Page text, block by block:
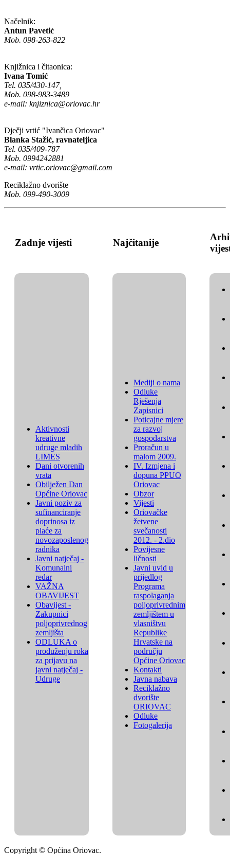
Načelnik:
Antun Pavetić
Mob. 098-263-822
Knjižnica i čitaonica:
Ivana Tomić
Tel. 035/430-147,
Mob. 098-983-3489
e-mail: knjiznica@oriovac.hr
Dječji vrtić "Ivančica Oriovac"
Blanka Stažić, ravnateljica
Tel. 035/409-787
Mob. 0994242881
e-mail: vrtic.oriovac@gmail.com
Reciklažno dvorište
Mob. 099-490-3009
Zadnje vijesti Najčitanije
Aktivnosti
kreativne
udruge mladih
LIMES
Dani otvorenih
vrata
Obilježen Dan
Općine Oriovac
Javni poziv za
sufinanciranje
doprinosa iz
plaće za
novozaposlenog
radnika
Javni natječaj -
Komunalni
redar
VAŽNA
OBAVIJEST
Obavijest -
Zakupnici
poljoprivrednog
zemljišta
ODLUKA o
produženju roka
za prijavu na
javni natječaj -
Udruge
Mediji o nama
Odluke
Rješenja
Zapisnici
Poticajne mjere
za razvoj
gospodarstva
Proračun u
malom 2009.
IV. Izmjena i
dopuna PPUO
Oriovac
Obzor
Vijesti
Oriovačke
žetvene
svečanosti
2012. - 2.dio
Povijesne
ličnosti
Javni uvid u
prijedlog
Programa
raspolaganja
poljoprivrednim
zemljištem u
vlasništvu
Republike
Hrvatske na
području
Općine Oriovac
Kontakti
Javna nabava
Reciklažno
dvorište
ORIOVAC
Odluke
Fotogalerija
Copyright © Općina Oriovac.